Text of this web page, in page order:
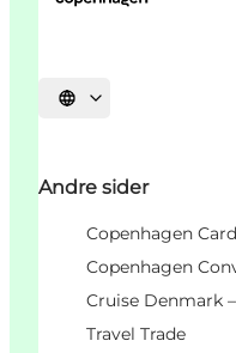
Select language
Andre sider
Copenhagen Card
Copenhagen
Cruise Denmark
Travel Trade